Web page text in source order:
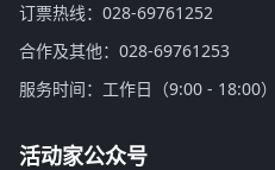
订票热线：028-69761252
合作及其他：028-69761253
服务时间：工作日（9:00 - 18:00）
活动家公众号